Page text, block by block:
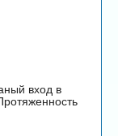
вход в